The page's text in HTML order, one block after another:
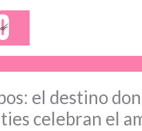
el destino
celebran el